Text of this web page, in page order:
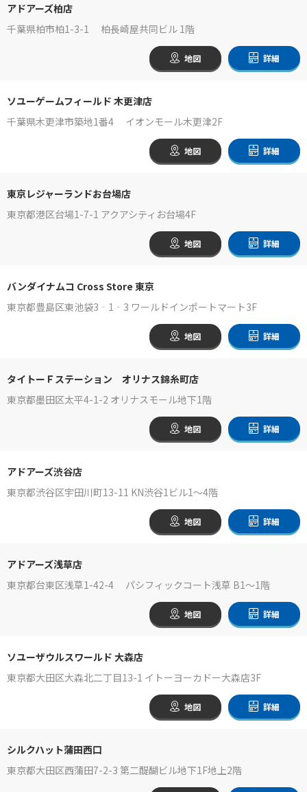
アドアーズ柏店
千葉県柏市柏1-3-1 柏長崎屋共同ビル 1階
地図 詳細
ソユーゲームフィールド 木更津店
千葉県木更津市築地1番4 イオンモール木更津2F
地図 詳細
東京レジャーランドお台場店
東京都港区台場1-7-1 アクアシティお台場4F
地図 詳細
バンダイナムコ Cross Store 東京
東京都豊島区東池袋3‐1‐3 ワールドインポートマート3F
地図 詳細
タイトーＦステーション オリナス錦糸町店
東京都墨田区太平4-1-2 オリナスモール地下1階
地図 詳細
アドアーズ渋谷店
東京都渋谷区宇田川町13-11 KN渋谷1ビル1～4階
地図 詳細
アドアーズ浅草店
東京都台東区浅草1-42-4 パシフィックコート浅草 B1～1階
地図 詳細
ソユーザウルスワールド 大森店
東京都大田区大森北二丁目13-1 イトーヨーカドー大森店3F
地図 詳細
シルクハット蒲田西口
東京都大田区西蒲田7-2-3 第二醍醐ビル地下1F地上2階